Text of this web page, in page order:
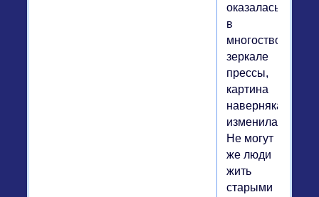
оказалась
в
многостворчатом
зеркале
прессы,
картина
наверняка
изменилась.
Не могут
же люди
жить
старыми